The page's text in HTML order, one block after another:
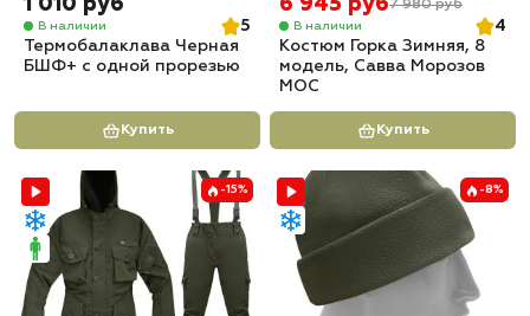
1 010 руб
В наличии
5
Термобалаклава Черная
БШФ+ с одной прорезью
Купить
6 945 руб7 980 руб
В наличии
4
Костюм Горка Зимняя, 8
модель, Савва Морозов
МОС
Купить
-15% -8%